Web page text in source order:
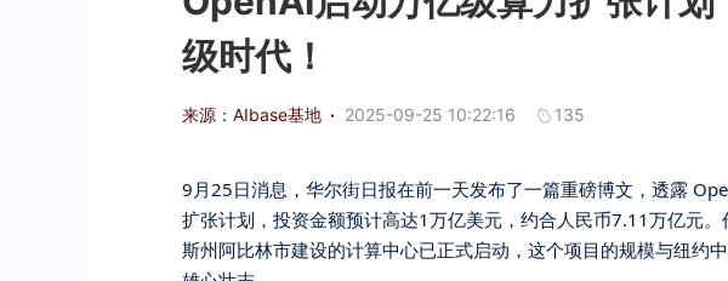
级时代！
来源：AIbase基地 · 2025-09-25 10:22:16 135
9月25日消息，华尔街日报在前一天发布了一篇重磅博文，透露
扩张计划，投资金额预计高达1万亿美元，约合人民币7.11万亿元
斯州阿比林市建设的计算中心已正式启动，这个项目的规模与纽约